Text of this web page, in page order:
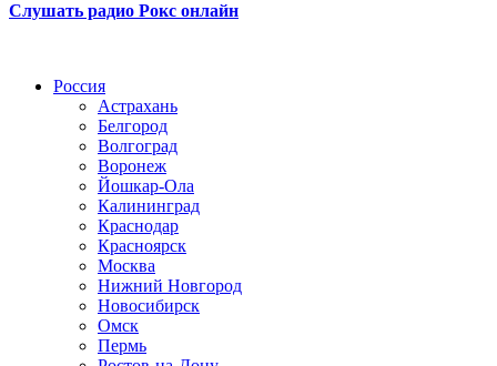
Слушать радио Рокс онлайн
Россия
Астрахань
Белгород
Волгоград
Воронеж
Йошкар-Ола
Калининград
Краснодар
Красноярск
Москва
Нижний Новгород
Новосибирск
Омск
Пермь